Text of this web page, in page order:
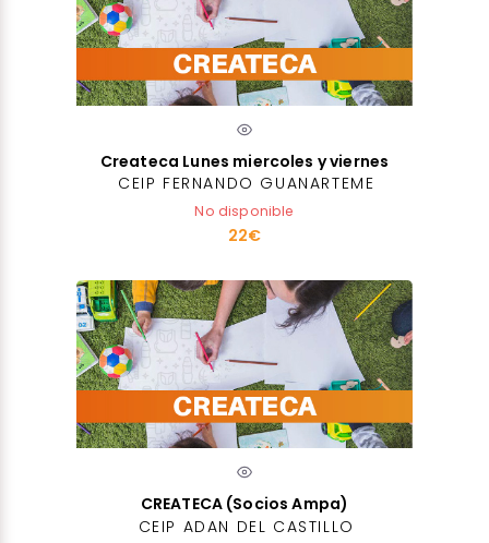
Createca Lunes miercoles y viernes
CEIP FERNANDO GUANARTEME
No disponible
22€
CREATECA (Socios Ampa)
CEIP ADAN DEL CASTILLO